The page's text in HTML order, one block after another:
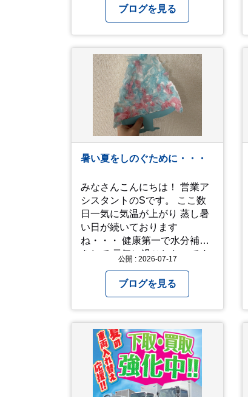
状2 筋肉痛や筋肉のけいれん
症状3 体のだるさや吐き気 症
状4 汗のかきかたがおかしい
症状5 体温が高い、皮ふの異
常 症状6 呼びかけに反応しな
い、まっすぐ歩けない 症状7
水分補給ができない もし、熱
中症かなと思ったら… □すぐ
に医療機関へ相談、または救
急車を呼びましょう □涼しい
場所へ移動しましょう □衣服
を脱がし、体を冷やして体温
を下げましょう □塩分や水分
命を守って、夏を乗り切りま
しょう！
ブログを見る
暑い夏をしのぐために・・・
みなさんこんにちは！ 営業ア
シスタントのSです。 ここ数
日一気に気温が上がり 蒸し暑
い日が続いております
ね・・・ 健康第一で水分補給
をして 元気に過ごしたいです
でもなかなか外遊びが出来ず
工作をしています♪ 他にもおす
すめの過ごし方があったら ぜ
ひ教えてください＾＾ 暑さを
乗り越えましょう！！！
公開 : 2026-07-17
ブログを見る